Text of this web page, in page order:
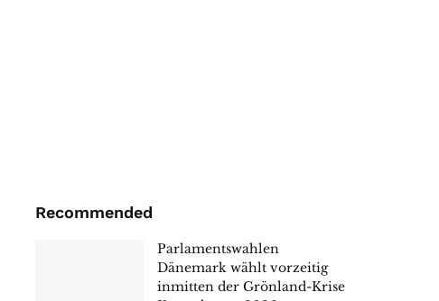
Recommended
Parlamentswahlen
Dänemark wählt vorzeitig
inmitten der Grönland-Krise